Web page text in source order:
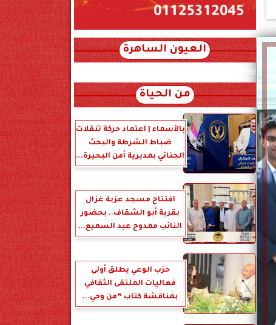
العيون الساهرة
xml_json/rss/~12.xml x0n not found
من الحياة
بالأسماء | اعتماد حركة تنقلات
ضباط الشرطة والبحث
الجنائي بمديرية أمن البحيرة...
افتتاح مسجد عزبة غزال
بقرية أبو الشقاف.. بحضور
النائب ممدوح عبد السميع...
حزب الوعي يطلق أولى
فعاليات الملتقى الثقافي
بمناقشة كتاب ”من وحي...